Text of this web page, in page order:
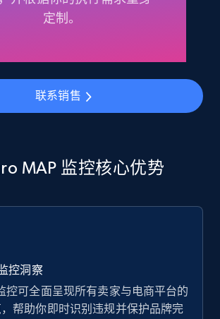
- find products by using
Availability, Reviews count, and
5.7K+ 立即开始
name, Product rating, Product
Product rating max, Rating,
and more.
870+
定制。
联系销售
MAP 监控核心优势
控洞察
控可全面呈现所有卖家与电商平台的
帮助你即时识别违规并保护品牌完